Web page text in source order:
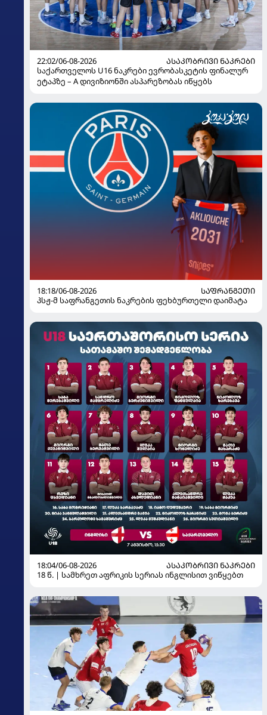
22:02/06-08-2026
ᲐᲡᲐᲙᲝᲑᲠᲘᲕᲘ ᲜᲐᲙᲠᲔᲑᲘ
საქართველოს U16 ნაკრები ევრობასკეტის ფინალურ
ეტაპზე – A დივიზიონში ასპარეზობას იწყებს
18:18/06-08-2026
ᲡᲐᲤᲠᲐᲜᲒᲔᲗᲘ
პსჟ-მ საფრანგეთის ნაკრების ფეხბურთელი დაიმატა
18:04/06-08-2026
ᲐᲡᲐᲙᲝᲑᲠᲘᲕᲘ ᲜᲐᲙᲠᲔᲑᲘ
18 წ. | სამხრეთ აფრიკის სერიას ინგლისით ვიწყებთ